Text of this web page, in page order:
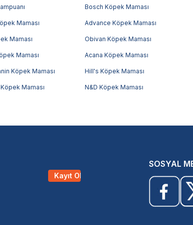
Bosch Köpek Maması
Maması Advance Köpek Maması
Maması Obivan Köpek Maması
Maması Acana Köpek Maması
Köpek Maması Hill's Köpek Maması
Maması N&D Köpek Maması
Kayıt Ol
SOSYAL